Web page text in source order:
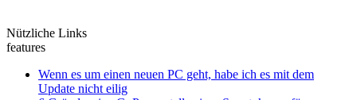
Nützliche Links
features
Wenn es um einen neuen PC geht, habe ich es mit dem
Update nicht eilig